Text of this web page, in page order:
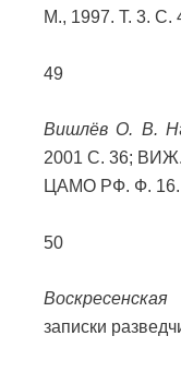
М., 1997. Т. 3. С.
49
Вишлёв О. В. Н
2001 С. 36;
ЦАМО РФ. Ф. 16.
50
Воскресенская
записки